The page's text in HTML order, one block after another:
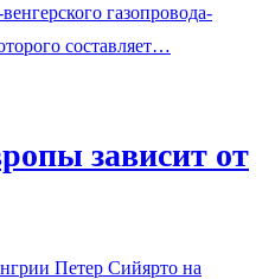
газопровода-
составляет…
зависит от
Петер Сийярто на